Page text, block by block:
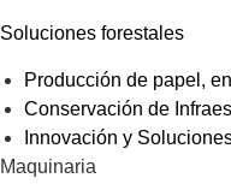
Soluciones forestales
Producción de papel,
Conservación de
Innovación y
Maquinaria